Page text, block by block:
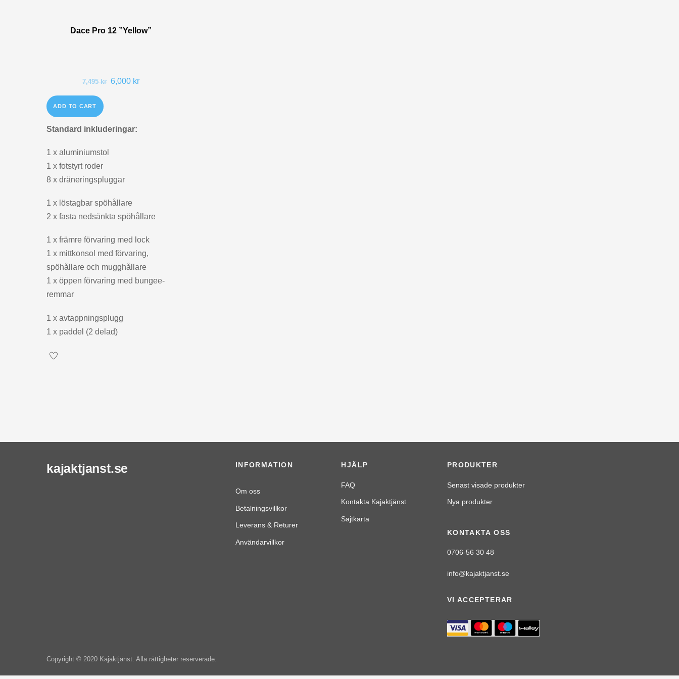
Dace Pro 12 ”Yellow”
7,495kr 6,000 kr
ADD TO CART
Standard inkluderingar:
1 x aluminiumstol
1 x fotstyrt roder
8 x dräneringspluggar
1 x löstagbar spöhållare
2 x fasta nedsänkta spöhållare
1 x främre förvaring med lock
1 x mittkonsol med förvaring,
spöhållare och mugghållare
1 x öppen förvaring med bungee-
remmar
1 x avtappningsplugg
1 x paddel (2 delad)
kajaktjanst.se INFORMATION
Om oss
Betalningsvillkor
Leverans & Returer
Användarvillkor
HJÄLP
FAQ
Kontakta Kajaktjänst
Sajtkarta
PRODUKTER
Senast visade produkter
Nya produkter
KONTAKTA OSS
0706-56 30 48
info@kajaktjanst.se
VI ACCEPTERAR
Copyright © 2020 Kajaktjänst. Alla rättigheter reserverade.